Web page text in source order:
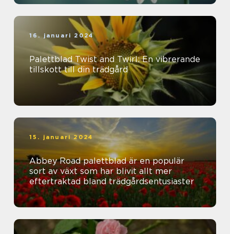
16. januari 2024
Palettblad Twist and Twirl: En vibrerande
tillskott till din trädgård
15. januari 2024
Abbey Road palettblad är en populär
sort av växt som har blivit allt mer
eftertraktad bland trädgårdsentusiaster